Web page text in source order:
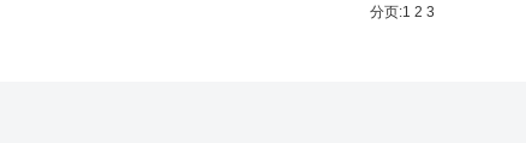
分页:1 2 3